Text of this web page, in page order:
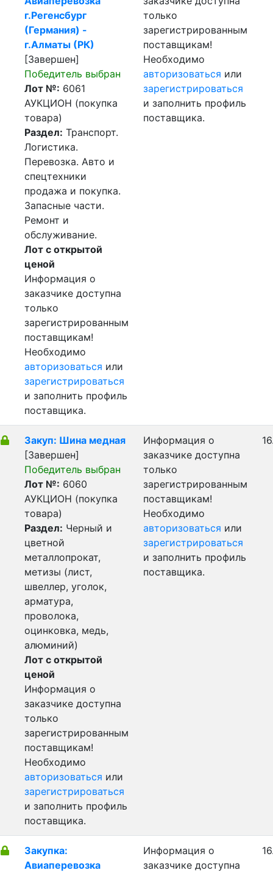
г.Регенсбург
(Германия) -
г.Алматы (РК)
[Завершен]
Победитель выбран
Лот №: 6061
АУКЦИОН (покупка
товара)
Раздел: Транспорт.
Логистика.
Перевозка. Авто и
спецтехники
продажа и покупка.
Запасные части.
Ремонт и
обслуживание.
Лот с открытой
ценой
Информация о
заказчике доступна
только
зарегистрированным
поставщикам!
Необходимо
авторизоваться или
зарегистрироваться
и заполнить профиль
поставщика.
только
зарегистрированным
поставщикам!
Необходимо
авторизоваться или
зарегистрироваться
и заполнить профиль
поставщика.
Закуп: Шина медная
[Завершен]
Победитель выбран
Лот №: 6060
АУКЦИОН (покупка
товара)
Раздел: Черный и
цветной
металлопрокат,
метизы (лист,
швеллер, уголок,
арматура,
проволока,
оцинковка, медь,
алюминий)
Лот с открытой
ценой
Информация о
заказчике доступна
только
зарегистрированным
поставщикам!
Необходимо
авторизоваться или
зарегистрироваться
и заполнить профиль
поставщика.
Информация о
заказчике доступна
только
зарегистрированным
поставщикам!
Необходимо
авторизоваться или
зарегистрироваться
и заполнить профиль
поставщика.
Закупка:
Авиаперевозка
Информация о
заказчике доступна